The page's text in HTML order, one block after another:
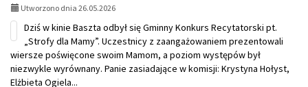
Utworzono dnia 26.05.2026
Dziś w kinie Baszta odbył się Gminny Konkurs Recytatorski pt.
„Strofy dla Mamy”. Uczestnicy z zaangażowaniem prezentowali
wiersze poświęcone swoim Mamom, a poziom występów był
niezwykle wyrównany. Panie zasiadające w komisji: Krystyna Hołyst,
Elżbieta Ogiela...